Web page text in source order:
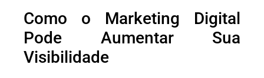
Como o Marketing Digital
Pode Aumentar Sua
Visibilidade